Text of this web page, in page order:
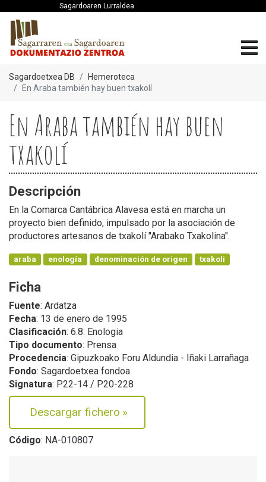
Sagardoaren Lurraldea
Sagardoetxea DB
Hemeroteca
En Araba también hay buen txakolí
En Araba también hay buen
txakolí
Descripción
En la Comarca Cantábrica Alavesa está en marcha un
proyecto bien definido, impulsado por la asociación de
productores artesanos de txakolí "Arabako Txakolina".
araba enología denominación de origen txakoli
Ficha
Fuente: Ardatza
Fecha: 13 de enero de 1995
Clasificación: 6.8. Enologia
Tipo documento: Prensa
Procedencia: Gipuzkoako Foru Aldundia - Iñaki Larrañaga
Fondo: Sagardoetxea fondoa
Signatura: P22-14 / P20-228
Descargar fichero »
Código: NA-010807